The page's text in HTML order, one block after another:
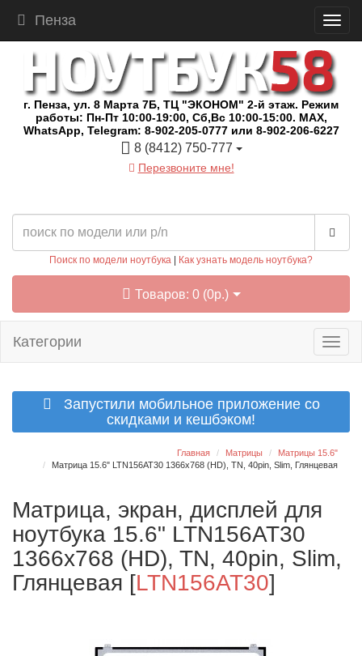
Пенза
г. Пенза, ул. 8 Марта 7Б, ТЦ "ЭКОНОМ" 2-й этаж. Режим
работы: Пн-Пт 10:00-19:00, Сб,Вс 10:00-15:00. MAX,
WhatsApp, Telegram: 8-902-205-0777 или 8-902-206-6227
8 (8412) 750-777
Перезвоните мне!
Поиск по модели ноутбука Как узнать модель ноутбука?
Товаров: 0 (0р.)
Категории
Запустили мобильное приложение со
скидками и кешбэком!
Главная Матрицы
Матрицы 15.6"
Матрица 15.6" LTN156AT30 1366x768 (HD), TN, 40pin, Slim, Глянцевая
Матрица, экран, дисплей для
ноутбука 15.6" LTN156AT30
1366x768 (HD), TN, 40pin, Slim,
Глянцевая [LTN156AT30]